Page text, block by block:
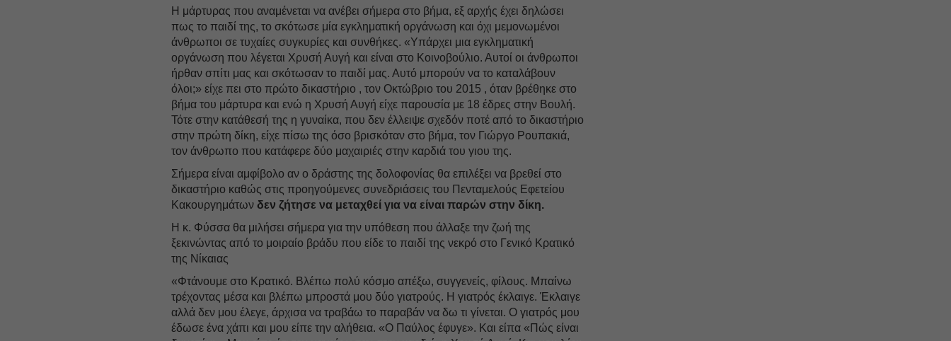
Η μάρτυρας που αναμένεται να ανέβει σήμερα στο βήμα, εξ αρχής έχει δηλώσει
πως το παιδί της, το σκότωσε μία εγκληματική οργάνωση και όχι μεμονωμένοι
άνθρωποι σε τυχαίες συγκυρίες και συνθήκες. «Υπάρχει μια εγκληματική
οργάνωση που λέγεται Χρυσή Αυγή και είναι στο Κοινοβούλιο. Αυτοί οι άνθρωποι
ήρθαν σπίτι μας και σκότωσαν το παιδί μας. Αυτό μπορούν να το καταλάβουν
όλοι;» είχε πει στο πρώτο δικαστήριο , τον Οκτώβριο του 2015 , όταν βρέθηκε στο
βήμα του μάρτυρα και ενώ η Χρυσή Αυγή είχε παρουσία με 18 έδρες στην Βουλή.
Τότε στην κατάθεσή της η γυναίκα, που δεν έλλειψε σχεδόν ποτέ από το δικαστήριο
στην πρώτη δίκη, είχε πίσω της όσο βρισκόταν στο βήμα, τον Γιώργο Ρουπακιά,
τον άνθρωπο που κατάφερε δύο μαχαιριές στην καρδιά του γιου της.
Σήμερα είναι αμφίβολο αν ο δράστης της δολοφονίας θα επιλέξει να βρεθεί στο
δικαστήριο καθώς στις προηγούμενες συνεδριάσεις του Πενταμελούς Εφετείου
Κακουργημάτωνδεν ζήτησε να μεταχθεί για να είναι παρών στην δίκη.
Η κ. Φύσσα θα μιλήσει σήμερα για την υπόθεση που άλλαξε την ζωή της
ξεκινώντας από το μοιραίο βράδυ που είδε το παιδί της νεκρό στο Γενικό Κρατικό
της Νίκαιας
«Φτάνουμε στο Κρατικό. Βλέπω πολύ κόσμο απέξω, συγγενείς, φίλους. Μπαίνω
τρέχοντας μέσα και βλέπω μπροστά μου δύο γιατρούς. Η γιατρός έκλαιγε. Έκλαιγε
αλλά δεν μου έλεγε, άρχισα να τραβάω το παραβάν να δω τι γίνεται. Ο γιατρός μου
έδωσε ένα χάπι και μου είπε την αλήθεια. «Ο Παύλος έφυγε». Και είπα «Πώς είναι